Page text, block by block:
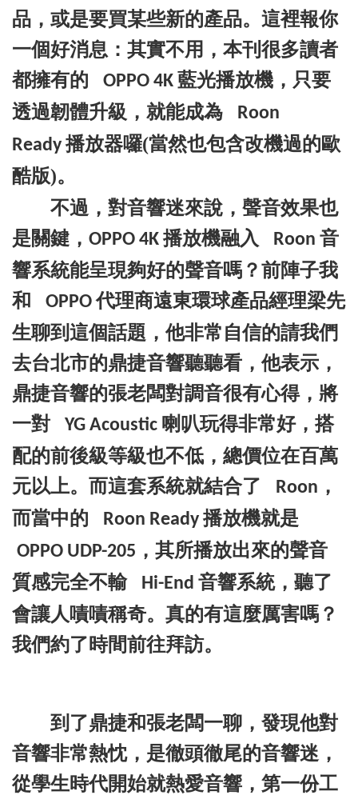
品，或是要買某些新的產品。這裡報你
一個好消息：其實不用，本刊很多讀者
都擁有的 OPPO 4K 藍光播放機，只要
透過韌體升級，就能成為
Roon
Ready 播放器囉(當然也包含改機過的歐
酷版)。
不過，對音響迷來說，聲音效果也
是關鍵， OPPO 4K 播放機融入 Roon 音
響系統能呈現夠好的聲音嗎？前陣子我
和 OPPO代理商遠東環球產品經理梁先
生聊到這個話題，他非常自信的請我們
去台北市的鼎捷音響聽聽看，他表示，
鼎捷音響的張老闆對調音很有心得，將
一對 YG Acoustic 喇叭玩得非常好，搭
配的前後級等級也不低，總價位在百萬
元以上。而這套系統就結合了
Roon ，
而當中的
Roon Ready 播放機就是
OPPO UDP-205 ，其所播放出來的聲音
質感完全不輸
Hi-End 音響系統，聽了
會讓人嘖嘖稱奇。真的有這麼厲害嗎？
我們約了時間前往拜訪。
到了鼎捷和張老闆一聊，發現他對
音響非常熱忱，是徹頭徹尾的音響迷，
從學生時代開始就熱愛音響，第一份工